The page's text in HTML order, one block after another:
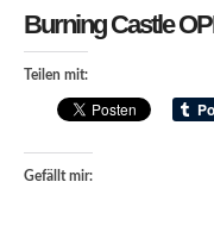
Burning Castle
Teilen mit:
Gefällt mir: